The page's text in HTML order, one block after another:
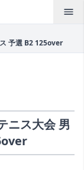
予選 B2 125over
ニス大会 男